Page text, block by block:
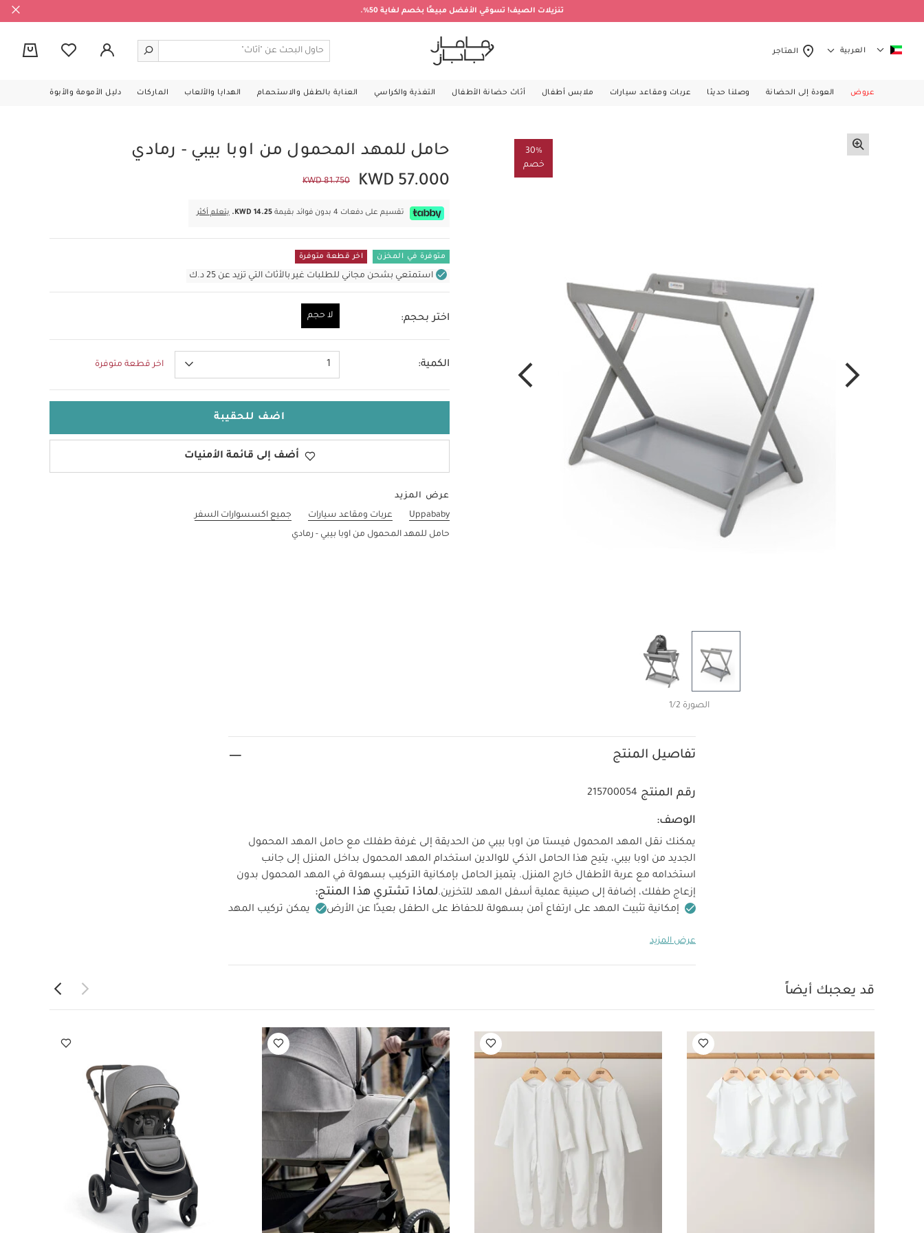
تنزيلات الصيف! تسوقي الأفضل مبيعًا بخصم لغاية 50%.
العربية المتاجر
عروض العودة إلى الحضانة وصلنا حديثا عربات ومقاعد سيارات ملابس أطفال أثاث حضانة الأطفال التغذية والكراسي العناية بالطفل والاستحمام الهدايا والألعاب الماركات دليل الأمومة والأبوة
30%
خصم
الصورة 1/2
حامل للمهد المحمول من اوبا بيبي - رمادي
KWD 57.000
KWD 81.750
تقسيم على دفعات 4 بدون فوائد بقيمة KWD 14.25. يتعلم أكثر
متوفرة في المخزن اخر قطعة متوفرة
استمتعي بشحن مجاني للطلبات غير بالأثاث التي تزيد عن 25 د.ك
اختر بحجم: لا حجم
الكمية: 1 اخر قطعة متوفرة
اضف للحقيبة
أضف إلى قائمة الأمنيات
عرض المزيد
Uppababy
عربات ومقاعد سيارات
جميع اكسسوارات السفر
حامل للمهد المحمول من اوبا بيبي - رمادي
تفاصيل المنتج
رقم المنتج 215700054
الوصف:
يمكنك نقل المهد المحمول فيستا من اوبا بيبي من الحديقة إلى غرفة طفلك مع حامل المهد المحمول
الجديد من اوبا بيبي، يتيح هذا الحامل الذكي للوالدين استخدام المهد المحمول بداخل المنزل إلى جانب
استخدامه مع عربة الأطفال خارج المنزل. يتميز الحامل بإمكانية التركيب بسهولة في المهد المحمول بدون
إزعاج طفلك، إضافة إلى صينية عملية أسفل المهد للتخزين.لماذا تشتري هذا المنتج:
إمكانية تثبيت المهد على ارتفاع آمن بسهولة للحفاظ على الطفل بعيدًا عن الأرض
يمكن تركيب المهد
للطي بحجم صغير للتخزين
محمول - هيريتج عربة أطفال أوكارّو 2 - هيريتج عربة أطفال أوكارّو 2 - كريما
عرض المزيد
قد يعجبك أيضاً